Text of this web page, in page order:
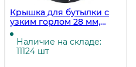
Крышка для бутылки с
узким горлом 28 мм,
черная, 100 штук
Наличие на складе:
11124 шт